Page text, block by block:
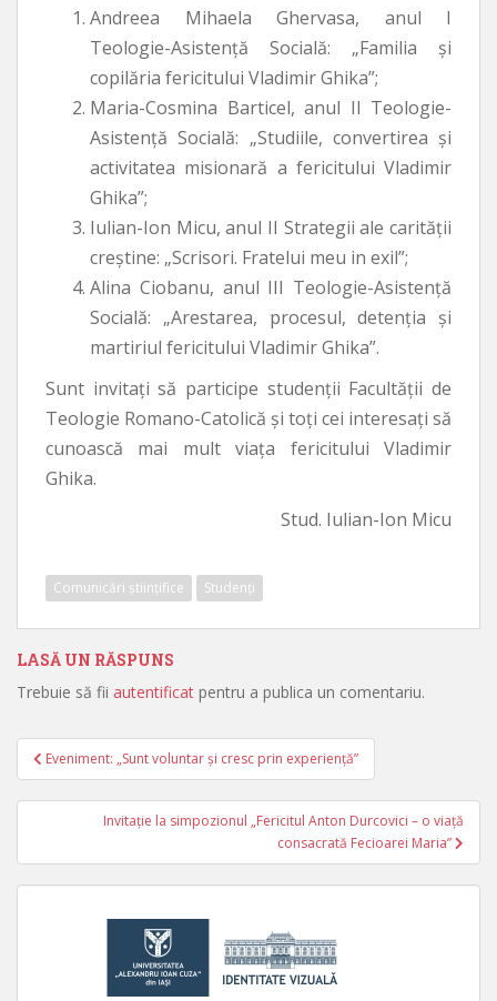
Andreea Mihaela Ghervasa, anul I
Teologie-Asistență Socială: „Familia și
copilăria fericitului Vladimir Ghika”;
Maria-Cosmina Barticel, anul II Teologie-
Asistență Socială: „Studiile, convertirea și
activitatea misionară a fericitului Vladimir
Ghika”;
Iulian-Ion Micu, anul II Strategii ale carității
creștine: „Scrisori. Fratelui meu in exil”;
Alina Ciobanu, anul III Teologie-Asistență
Socială: „Arestarea, procesul, detenția și
martiriul fericitului Vladimir Ghika”.
Sunt invitați să participe studenții Facultății de
Teologie Romano-Catolică și toți cei interesați să
cunoască mai mult viața fericitului Vladimir
Ghika.
Stud. Iulian-Ion Micu
Comunicări științifice Studenți
LASĂ UN RĂSPUNS
Trebuie să fii autentificat pentru a publica un comentariu.
Navigare în articole
Eveniment: „Sunt voluntar și cresc prin experiență”
Invitaţie la simpozionul „Fericitul Anton Durcovici – o viaţă
consacrată Fecioarei Maria”